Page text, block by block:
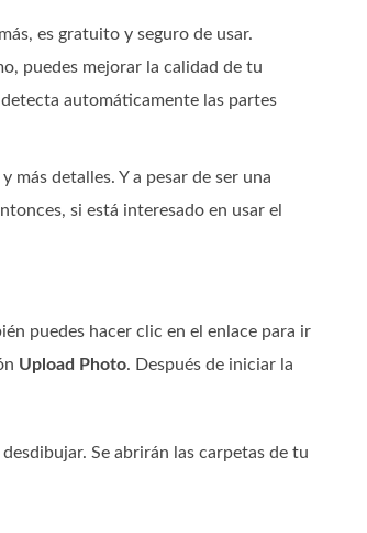
es gratuito y seguro de usar.
puedes mejorar la calidad de tu
automáticamente las partes
detalles. Y a pesar de ser una
si está interesado en usar el
puedes hacer clic en el enlace para ir
Upload Photo. Después de iniciar la
Se abrirán las carpetas de tu